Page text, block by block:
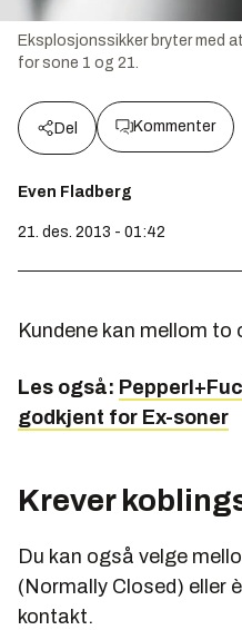
Eksplosjonssikker bryter med
for sone 1 og 21.
Del Kommenter
Even Fladberg
21. des. 2013 - 01:42
Kundene kan mellom to
Les også:
godkjent for Ex-soner
Krever
Du kan også velge
(Normally Closed) eller
kontakt.